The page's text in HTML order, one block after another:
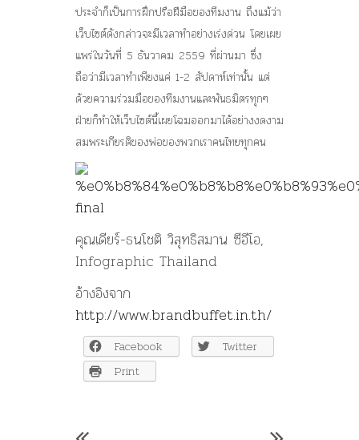
ประจำก็เป็นการฝึกปรือฝีมือของทีมงาน ถึงแม้ว่า
เว็บไซต์ดังกล่าวจะมีเวลาทำอย่างเร่งด่วน โดยเผย
แพร่ในวันที่ 5 ธันวาคม 2559 ที่ผ่านมา ซึ่ง
ถือว่ามีเวลาทำเพียงแค่ 1-2 สัปดาห์เท่านั้น แต่
ด้วยความร่วมมือของทีมงานและพันธมิตรทุกๆ
ฝ่ายก็ทำให้เว็บไซต์นี้เผยโฉมออกมาได้อย่างงดงาม
สมพระเกียรติของพ่อของพวกเราคนไทยทุกคน
คุณเดียร์-ธนโชติ วิสุทธิสมาน ซีอีโอ,
Infographic Thailand
อ้างอิงจาก
http://www.brandbuffet.in.th/
Facebook
Twitter
Print